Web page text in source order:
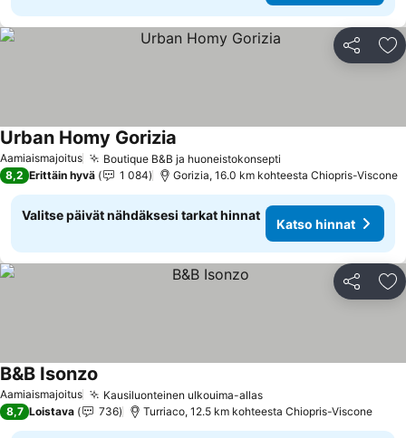
Jaa
Aamiaismajoitus Boutique B&B ja huoneistokonsepti
Urban Homy Gorizia
8,2 Erittäin hyvä 1 084 Gorizia, 16.0 km kohteesta Chiopris-Viscone
Valitse päivät nähdäksesi tarkat hinnat
Katso hinnat
Jaa
Aamiaismajoitus Kausiluonteinen ulkouima-allas
B&B Isonzo
8,7 Loistava 736 Turriaco, 12.5 km kohteesta Chiopris-Viscone